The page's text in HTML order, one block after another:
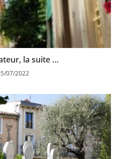
la suite …
07/2022